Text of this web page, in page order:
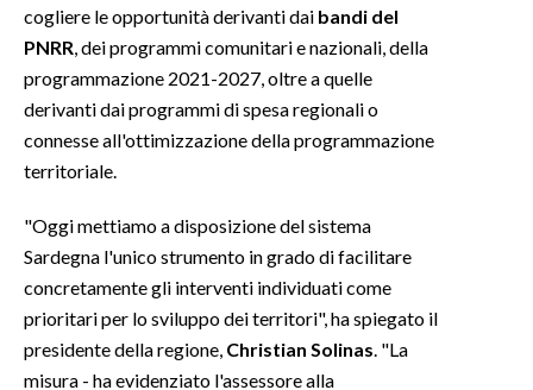
3 MINUTI CON
INFO AZIENDE
ABBONATI
NECROLOGI
PUBBLICITÀ
STORE
cogliere le opportunità derivanti dai bandi del
PNRR , dei programmi comunitari e nazionali, della
programmazione 2021-2027, oltre a quelle
derivanti dai programmi di spesa regionali o
connesse all'ottimizzazione della programmazione
territoriale.
"Oggi mettiamo a disposizione del sistema
Sardegna l'unico strumento in grado di facilitare
concretamente gli interventi individuati come
prioritari per lo sviluppo dei territori", ha spiegato il
presidente della regione, Christian Solinas . "La
misura - ha evidenziato l'assessore alla